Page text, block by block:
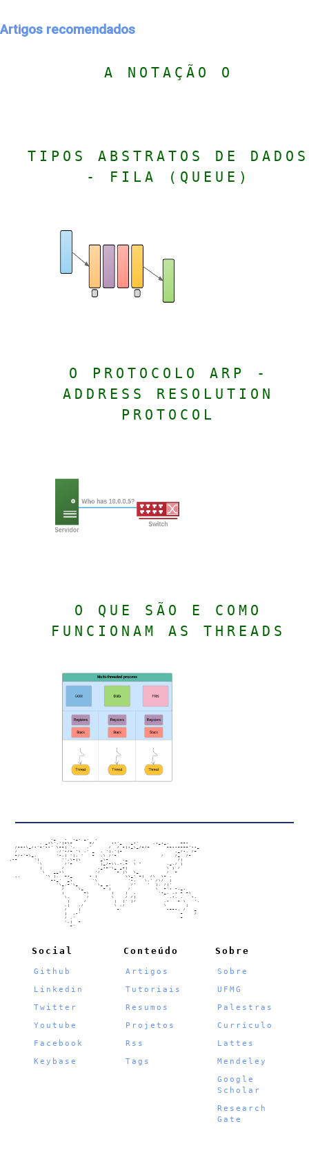
Artigos recomendados
A NOTAÇÃO O
TIPOS ABSTRATOS DE DADOS
- FILA (QUEUE)
O PROTOCOLO ARP -
ADDRESS RESOLUTION
PROTOCOL
O QUE SÃO E COMO
FUNCIONAM AS THREADS
,_   .  ._. _.  .
, _-\','|~\~      ~/      ;-'_   _-'     ,;_;_,    ~~-
/~~-\_/-'~'--' \~~| ',    ,'      /  / ~|-_\_/~/~      ~~--~~~~'--_
/              ,/'-/~ '\ ,' _  , '|,'|~                   ._/-, /~
~/-'~\_,       '-,| '|. '   ~  ,\ /'~                /    /_  /~
.-~      '|        '',\~|\       _\~     ,_  ,               /|
'\        /'~          |_/~\\,-,~  \ "         ,_,/ |
|       /            ._-~'\_ _~|              \ ) /
\   __-\           '/      ~ |\  \_          /  ~
.,         '\ |,  ~-_      - |          \\_' ~|  /\  \~ ,
~-_'  _;       '\           '-,   \,' /\/  |
'\_,~'\_       \_ _,       /'    '  |, /|'
/     \_       ~ |      /         \  ~'; -,_.
|       ~\        |    |  ,        '-_, ,; ~ ~\
\,      /        \    / /|            ,-, ,   -,
[]/          |  |' |/          ,-   ~ \   '.
,|   ,/           \ ,/              \       |
/    |             ~                 -~~-, /   _
|  ,-'                                    ~    /
/ ,'                                      ~
',|  ~
~'
Social
Github
Linkedin
Twitter
Youtube
Facebook
Keybase
Conteúdo
Artigos
Tutoriais
Resumos
Projetos
Rss
Tags
Sobre
Sobre
UFMG
Palestras
Currículo
Lattes
Mendeley
Google
Scholar
Research
Gate